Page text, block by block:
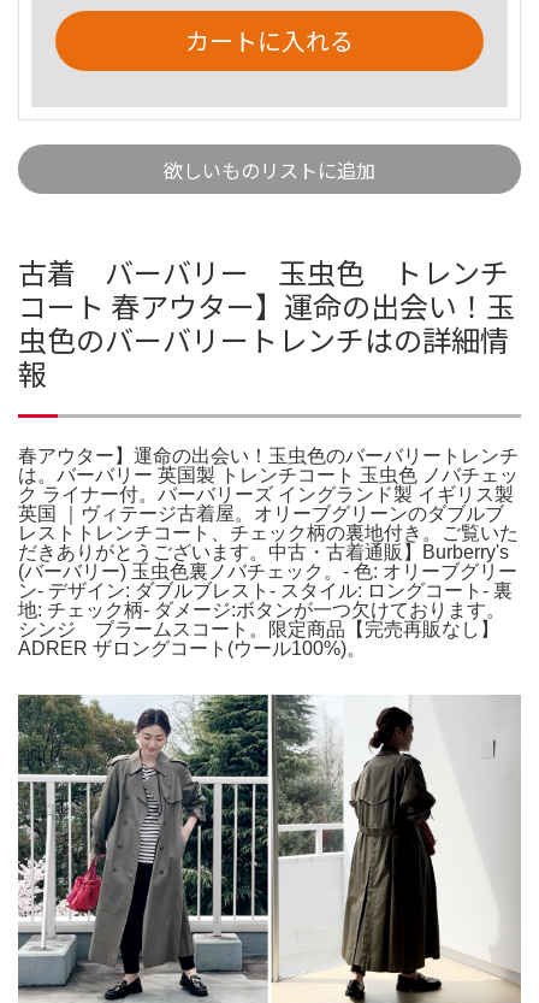
カートに入れる
欲しいものリストに追加
古着 バーバリー 玉虫色 トレンチ
コート 春アウター】運命の出会い！玉
虫色のバーバリートレンチはの詳細情
報
春アウター】運命の出会い！玉虫色のバーバリートレンチ
は。バーバリー 英国製 トレンチコート 玉虫色 ノバチェッ
ク ライナー付。バーバリーズ イングランド製 イギリス製
英国 ｜ヴィテージ古着屋。オリーブグリーンのダブルブ
レストトレンチコート、チェック柄の裏地付き。ご覧いた
だきありがとうございます。中古・古着通販】Burberry's
(バーバリー) 玉虫色裏ノバチェック。- 色: オリーブグリー
ン- デザイン: ダブルブレスト- スタイル: ロングコート- 裏
地: チェック柄- ダメージ:ボタンが一つ欠けております。
シンジ ブラームスコート。限定商品【完売再販なし】
ADRER ザロングコート(ウール100%)。